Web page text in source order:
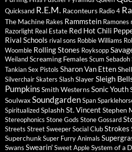
Quicksand R.E.M. Raconteurs Radio 4
The Machine Rakes Rammstein Ramones
Razorlight Real Estate Red Hot Chili
Rival Schools rival sons Robbie Williams
Woomble Rolling Stones Royksopp
WeilandScreaming FemalesScum Sebadoh
TankianSex Pistols Sharon Van Etten
SilverchairSkaters SlashSlayerSleigh
PumpkinsSmith WesternsSonic Youth
SoulwaxSoundgardenSpan
SpiritualizedSplashh St. Vincent Stephen
Stereophonics Stone Gods Stone Gossard
Streets Street Sweeper Social ClubStrokes
SuperchunkSuper Furry Animals
SwansSwearin'Sweet AppleSystem of a